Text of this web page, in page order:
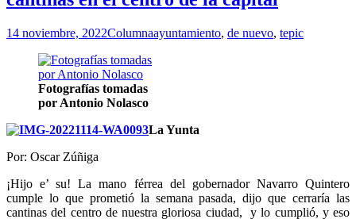
14 noviembre, 2022Columnaayuntamiento, de nuevo, tepic
Fotografías tomadas
por Antonio Nolasco
La Yunta
Por: Oscar Zúñiga
¡Hijo e’ su! La mano férrea del gobernador Navarro Quintero
cumple lo que prometió la semana pasada, dijo que cerraría las
cantinas del centro de nuestra gloriosa ciudad, y lo cumplió, y eso